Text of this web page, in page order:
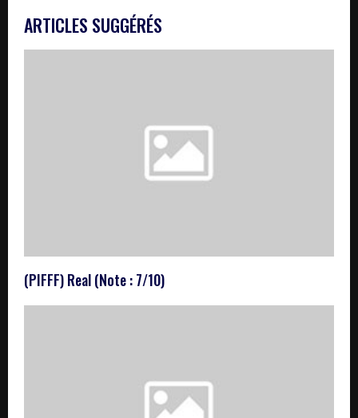
ARTICLES SUGGÉRÉS
(PIFFF) Real (Note : 7/10)